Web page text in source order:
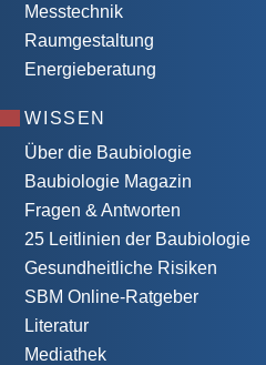
Messtechnik
Raumgestaltung
Energieberatung
WISSEN
Über die Baubiologie
Baubiologie Magazin
Fragen & Antworten
25 Leitlinien der Baubiologie
Gesundheitliche Risiken
SBM Online-Ratgeber
Literatur
Mediathek